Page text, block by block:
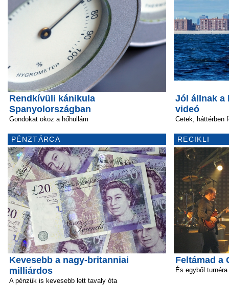
Rendkívüli kánikula
Spanyolországban
Gondokat okoz a hőhullám
PÉNZTÁRCA
Kevesebb a nagy-britanniai
milliárdos
A pénzük is kevesebb lett tavaly óta
Jól állnak a
videó
Cetek, háttérben
RECIKLI
Feltámad a
És egyből